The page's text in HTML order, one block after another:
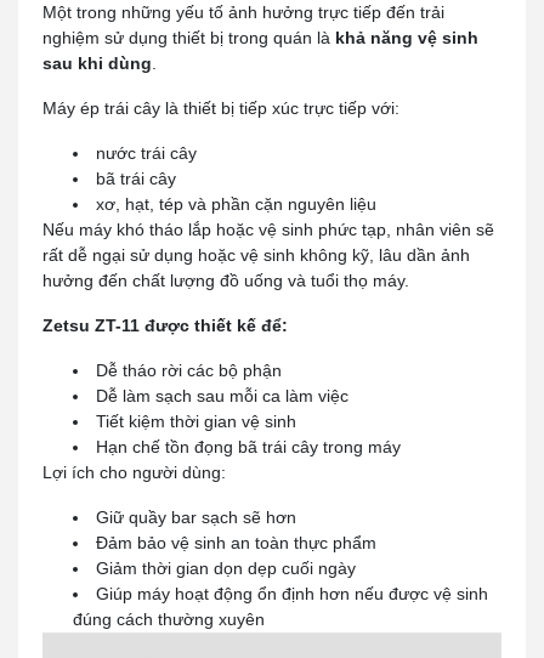
Một trong những yếu tố ảnh hưởng trực tiếp đến trải
nghiệm sử dụng thiết bị trong quán là khả năng vệ sinh
sau khi dùng
Máy ép trái cây là thiết bị tiếp xúc trực tiếp với:
nước trái cây
bã trái cây
xơ, hạt, tép và phần cặn nguyên liệu
Nếu máy khó tháo lắp hoặc vệ sinh phức tạp, nhân viên sẽ
rất dễ ngại sử dụng hoặc vệ sinh không kỹ, lâu dần ảnh
hưởng đến chất lượng đồ uống và tuổi thọ máy.
Zetsu ZT-11 được thiết kế để:
Dễ tháo rời các bộ phận
Dễ làm sạch sau mỗi ca làm việc
Tiết kiệm thời gian vệ sinh
Hạn chế tồn đọng bã trái cây trong máy
Lợi ích cho người dùng:
Giữ quầy bar sạch sẽ hơn
Đảm bảo vệ sinh an toàn thực phẩm
Giảm thời gian dọn dẹp cuối ngày
Giúp máy hoạt động ổn định hơn nếu được vệ sinh
đúng cách thường xuyên